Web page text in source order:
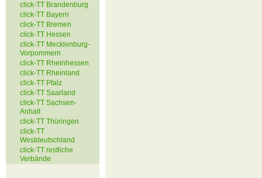
click-TT Brandenburg
click-TT Bayern
click-TT Bremen
click-TT Hessen
click-TT Mecklenburg-
Vorpommern
click-TT Rheinhessen
click-TT Rheinland
click-TT Pfalz
click-TT Saarland
click-TT Sachsen-
Anhalt
click-TT Thüringen
click-TT
Westdeutschland
click-TT restliche
Verbände